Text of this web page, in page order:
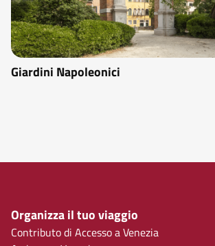
Giardini Napoleonici
Organizza il tuo viaggio
Contributo di Accesso a Venezia